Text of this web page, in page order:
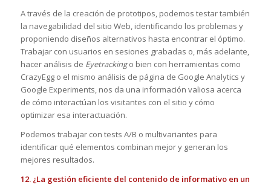
A través de la creación de prototipos, podemos testar también
la navegabilidad del sitio Web, identificando los problemas y
proponiendo diseños alternativos hasta encontrar el óptimo.
Trabajar con usuarios en sesiones grabadas o, más adelante,
hacer análisis de Eyetrackingo bien con herramientas como
CrazyEgg o el mismo análisis de página de Google Analytics y
Google Experiments, nos da una información valiosa acerca
de cómo interactúan los visitantes con el sitio y cómo
optimizar esa interactuación.
Podemos trabajar con tests A/B o multivariantes para
identificar qué elementos combinan mejor y generan los
mejores resultados.
12. ¿La gestión eficiente del contenido de informativo en un